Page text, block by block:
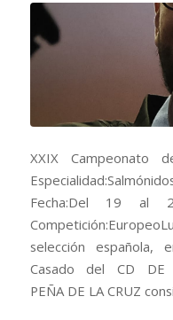
XXIX Campeonato
Fecha:Del 19 al
selección española,
Casado del CD DE
PEÑA DE LA CRUZ